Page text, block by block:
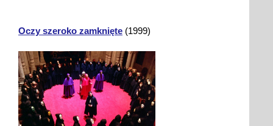
Oczy szeroko zamknięte (1999)